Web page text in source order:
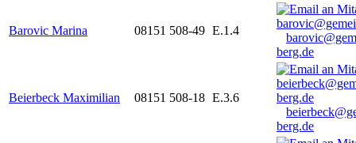
Barovic Marina 08151 508-49 E.1.4
berg.de
Beierbeck Maximilian 08151 508-18 E.3.6
berg.de